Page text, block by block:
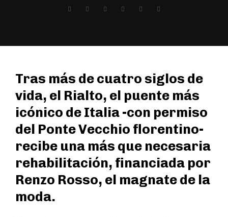
Tras más de cuatro siglos de
vida, el Rialto, el puente más
icónico de Italia -con permiso
del Ponte Vecchio florentino-
recibe una más que necesaria
rehabilitación, financiada por
Renzo Rosso, el magnate de la
moda.